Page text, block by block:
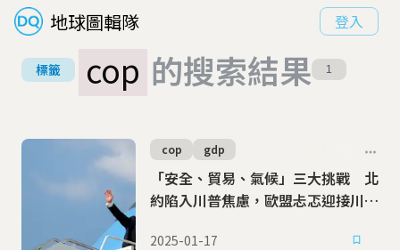
地球圖輯隊 登入
標籤 cop 的搜索結果 1
「安全、貿易、氣候」三大挑戰 北
約陷入川普焦慮，歐盟忐忑迎接川普
cop gdp
2025-01-17